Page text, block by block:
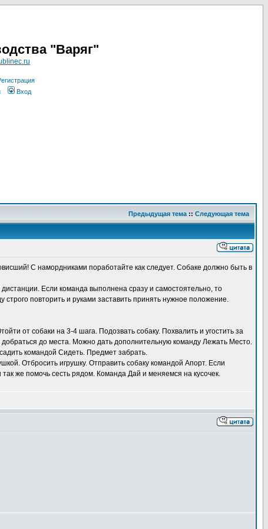
"Варяг"
Вход
Предыдущая тема :: Следующая тема
С намордниками поработайте как следует. Собаке должно быть в
Если команда выполнена сразу и самостоятельно, то
повторить и руками заставить принять нужное положение.
от собаки на 3-4 шага. Подозвать собаку. Похвалить и угостить за
до места. Можно дать дополнительную команду Лежать Место.
командой Сидеть. Предмет забрать.
Отбросить игрушку. Отправить собаку командой Апорт. Если
же помочь сесть рядом. Команда Дай и меняемся на кусочек.